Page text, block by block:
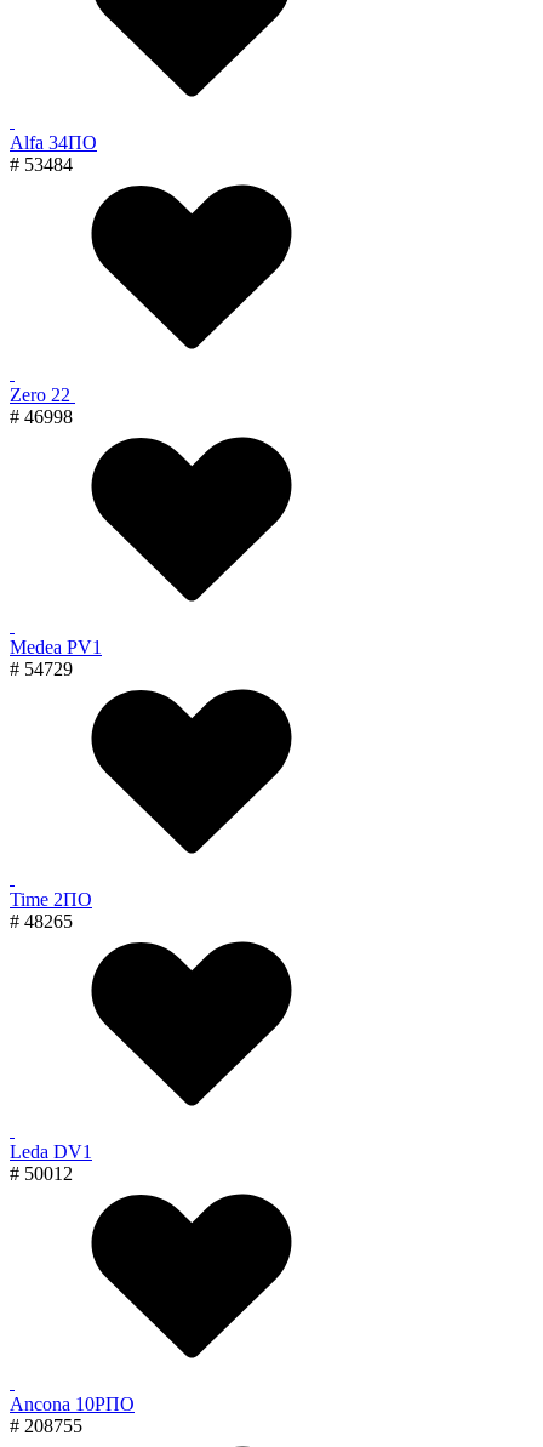
Alfa 34ПО
# 53484
Zero 22
# 46998
Medea PV1
# 54729
Time 2ПО
# 48265
Leda DV1
# 50012
Ancona 10РПО
# 208755